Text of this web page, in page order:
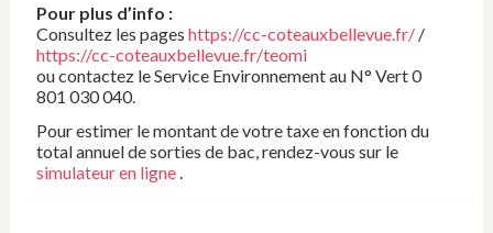
Pour plus d’info :
Consultez les pages https://cc-coteauxbellevue.fr//
https://cc-coteauxbellevue.fr/teomi
ou contactez le Service Environnement au N° Vert 0
801 030 040.
Pour estimer le montant de votre taxe en fonction du
total annuel de sorties de bac, rendez-vous sur le
simulateur en ligne.